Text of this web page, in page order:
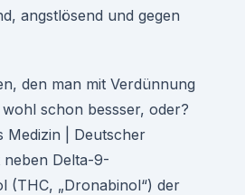
angstlösend und gegen
den man mit Verdünnung
schon bessser, oder?
Medizin | Deutscher
neben Delta-9-
(THC, „Dronabinol“) der